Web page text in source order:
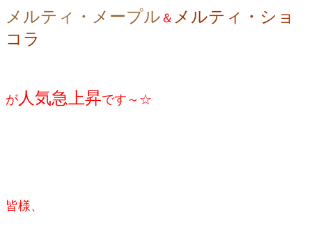
メルティ・メープル ＆ メルティ・ショ
コラ
が 人気急上昇です～☆
皆様、